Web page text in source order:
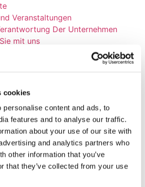
cookies
personalise content and ads, to
features and to analyse our traffic.
about your use of our site with
and analytics partners who
other information that you’ve
that they’ve collected from your use
Veranstaltungen
Der Unternehmen
mit uns